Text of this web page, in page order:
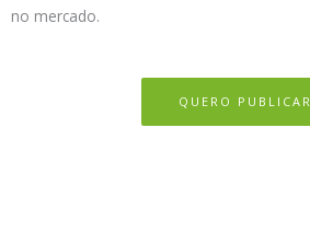
no mercado.
QUERO PUBLICAR